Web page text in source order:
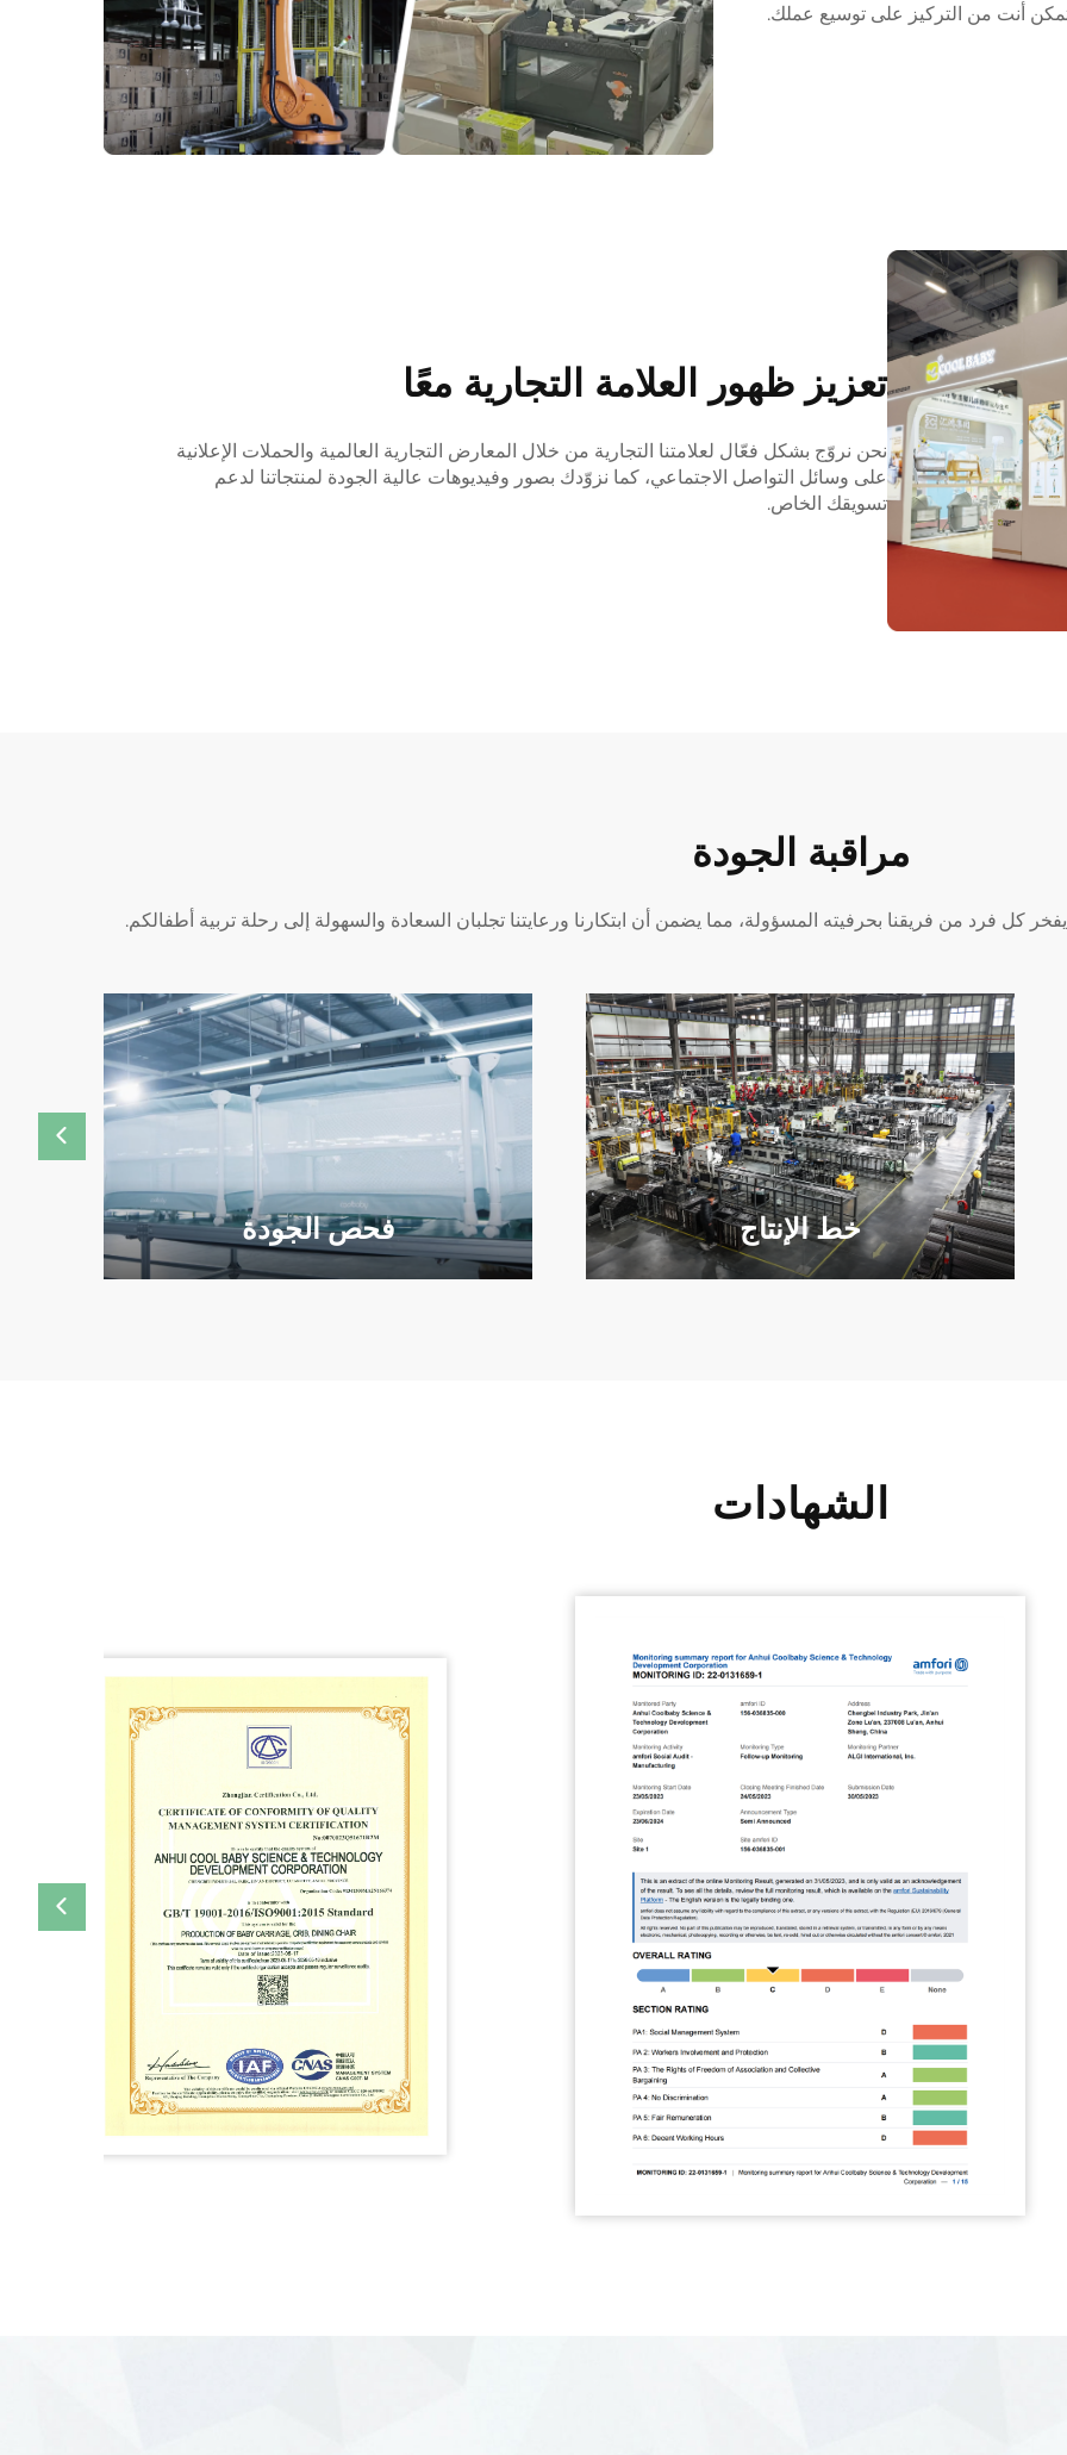
أنت من التركيز على توسيع عملك.
تعزيز ظهور العلامة التجارية معًا
نحن نروّج بشكل فعّال لعلامتنا التجارية من خلال المعارض التجارية العالمية والحملات الإعلانية
على وسائل التواصل الاجتماعي، كما نزوّدك بصور وفيديوهات عالية الجودة لمنتجاتنا لدعم
تسويقك الخاص.
مراقبة الجودة
كل فرد من فريقنا بحرفيته المسؤولة، مما يضمن أن ابتكارنا ورعايتنا تجلبان السعادة والسهولة إلى رحلة تربية أطفالكم.
خط الإنتاج فحص الجودة
الشهادات